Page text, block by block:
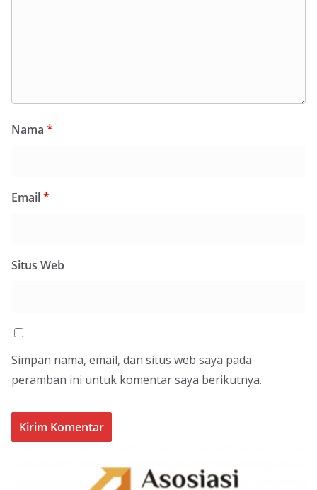
Nama *
Email*
Situs Web
Simpan nama, email, dan situs web saya pada
peramban ini untuk komentar saya berikutnya.